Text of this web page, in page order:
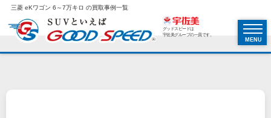
三菱 eKワゴン 6～7万キロ の買取事例一覧
グッドスピードは
宇佐美グループの一員です。
MENU